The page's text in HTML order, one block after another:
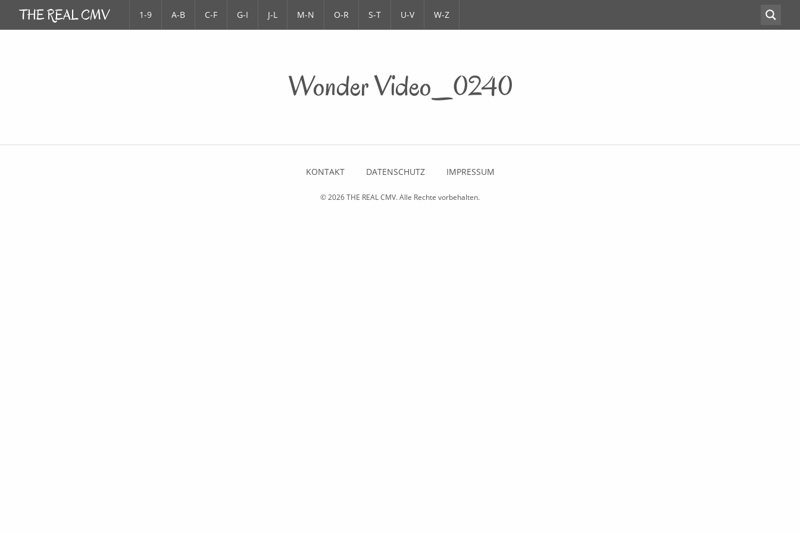
1-9 A-B C-F G-I J-L M-N O-R S-T U-V W-Z
Wonder Video_0240
KONTAKT DATENSCHUTZ IMPRESSUM
© 2026THE REAL CMV. Alle Rechte vorbehalten.